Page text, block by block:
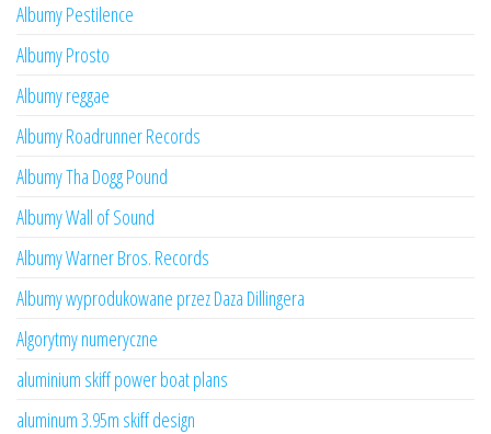
Albumy Pestilence
Albumy Prosto
Albumy reggae
Albumy Roadrunner Records
Albumy Tha Dogg Pound
Albumy Wall of Sound
Albumy Warner Bros. Records
Albumy wyprodukowane przez Daza Dillingera
Algorytmy numeryczne
aluminium skiff power boat plans
aluminum 3.95m skiff design